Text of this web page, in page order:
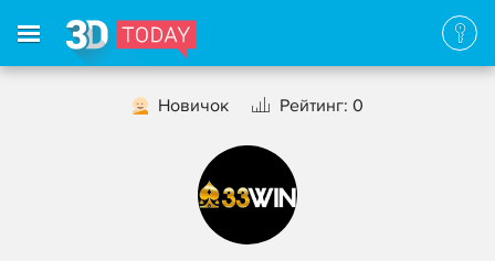
Новичок Рейтинг: 0